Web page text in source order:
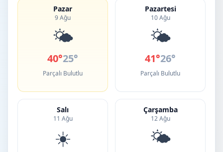
Pazar
9 Ağu
🌤️
40°25°
Parçalı Bulutlu
Pazartesi
10 Ağu
🌤️
41°26°
Parçalı Bulutlu
Salı
11 Ağu
☀️
Çarşamba
12 Ağu
🌤️